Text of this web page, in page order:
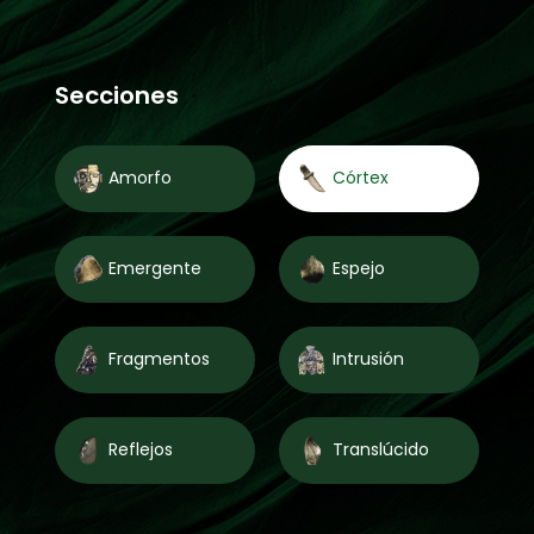
Secciones
Amorfo Córtex
Emergente Espejo
Fragmentos Intrusión
Reflejos Translúcido